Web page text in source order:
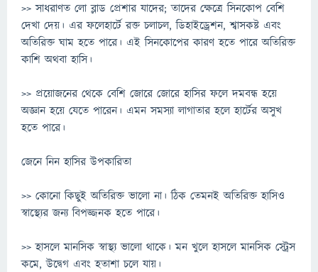
>> সাধরাণত লো ব্লাড প্রেশার যাদের; তাদের ক্ষেত্রে সিনকোপ বেশি
দেখা দেয়। এর ফলেহার্টে রক্ত চলাচল, ডিহাইড্রেশন, শ্বাসকষ্ট এবং
অতিরিক্ত ঘাম হতে পারে। এই সিনকোপের কারণ হতে পারে অতিরিক্ত
কাশি অথবা হাসি।
>> প্রয়োজনের থেকে বেশি জোরে জোরে হাসির ফলে দমবন্ধ হয়ে
অজ্ঞান হয়ে যেতে পারেন। এমন সমস্যা লাগাতার হলে হার্টের অসুখ
হতে পারে।
জেনে নিন হাসির উপকারিতা
>> কোনো কিছুই অতিরিক্ত ভালো না। ঠিক তেমনই অতিরিক্ত হাসিও
স্বাস্থ্যের জন্য বিপজ্জনক হতে পারে।
>> হাসলে মানসিক স্বাস্থ্য ভালো থাকে। মন খুলে হাসলে মানসিক স্ট্রেস
কমে, উদ্বেগ এবং হতাশা চলে যায়।